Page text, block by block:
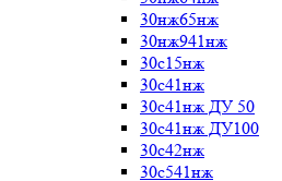
30нж65нж
30нж941нж
30с15нж
30с41нж
30с41нж ДУ 50
30с41нж ДУ100
30с42нж
30с541нж